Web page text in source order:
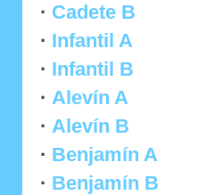
· Cadete B
· Infantil A
· Infantil B
· Alevín A
· Alevín B
· Benjamín A
· Benjamín B